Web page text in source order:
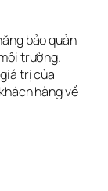
bảo quản
trị của
hàng về